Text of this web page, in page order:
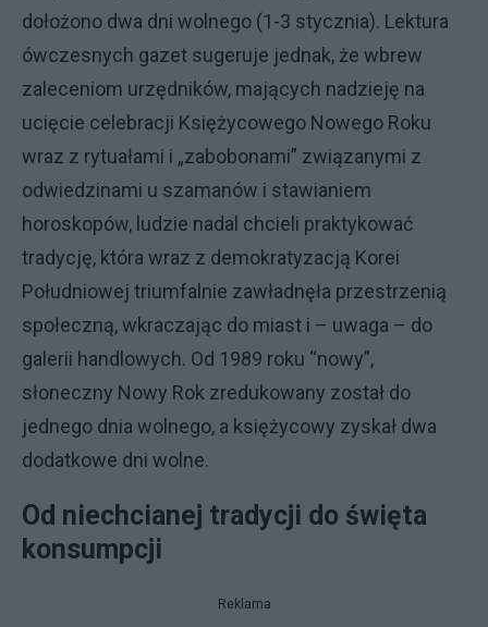
dołożono dwa dni wolnego (1-3 stycznia). Lektura
ówczesnych gazet sugeruje jednak, że wbrew
zaleceniom urzędników, mających nadzieję na
ucięcie celebracji Księżycowego Nowego Roku
wraz z rytuałami i „zabobonami” związanymi z
odwiedzinami u szamanów i stawianiem
horoskopów, ludzie nadal chcieli praktykować
tradycję, która wraz z demokratyzacją Korei
Południowej triumfalnie zawładnęła przestrzenią
społeczną, wkraczając do miast i – uwaga – do
galerii handlowych. Od 1989 roku “nowy”,
słoneczny Nowy Rok zredukowany został do
jednego dnia wolnego, a księżycowy zyskał dwa
dodatkowe dni wolne.
Od niechcianej tradycji do święta
konsumpcji
Reklama